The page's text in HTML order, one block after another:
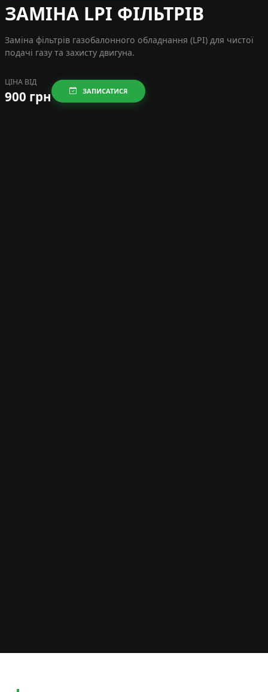
ЗАМІНА LPI ФІЛЬТРІВ
Заміна фільтрів газобалонного обладнання (LPI) для чистої
подачі газу та захисту двигуна.
ЦІНА ВІД
900 грн ЗАПИСАТИСЯ